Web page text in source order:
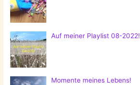
Auf meiner Playlist 08-2022!
Momente meines Lebens!